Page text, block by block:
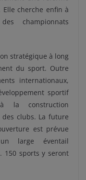
cherche enfin à
championnats
stratégique à long
du sport. Outre
internationaux,
sportif
la construction
clubs. La future
est prévue
large éventail
150 sports y seront